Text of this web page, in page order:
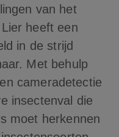
van het
heeft een
in de strijd
Met behulp
cameradetectie
insectenval die
moet herkennen